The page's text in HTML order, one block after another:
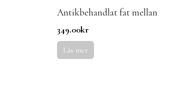
Antikbehandlat fat mellan
349.00kr
Läs mer